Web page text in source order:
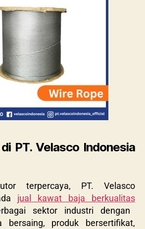
PT. Velasco Indonesia
terpercaya, PT. Velasco
jual kawat baja berkualitas
sektor industri dengan
bersaing, produk bersertifikat,